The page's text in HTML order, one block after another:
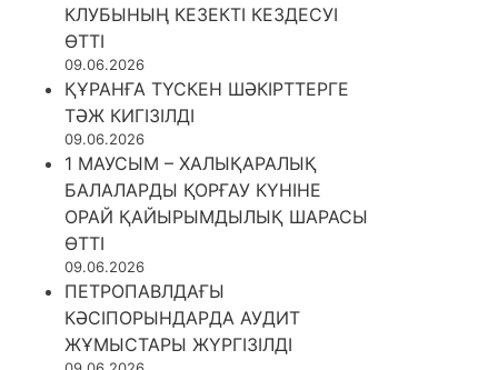
КЛУБЫНЫҢ КЕЗЕКТІ КЕЗДЕСУІ
ӨТТІ
09.06.2026
ҚҰРАНҒА ТҮСКЕН ШӘКІРТТЕРГЕ
ТӘЖ КИГІЗІЛДІ
09.06.2026
1 МАУСЫМ – ХАЛЫҚАРАЛЫҚ
БАЛАЛАРДЫ ҚОРҒАУ КҮНІНЕ
ОРАЙ ҚАЙЫРЫМДЫЛЫҚ ШАРАСЫ
ӨТТІ
09.06.2026
ПЕТРОПАВЛДАҒЫ
КӘСІПОРЫНДАРДА АУДИТ
ЖҰМЫСТАРЫ ЖҮРГІЗІЛДІ